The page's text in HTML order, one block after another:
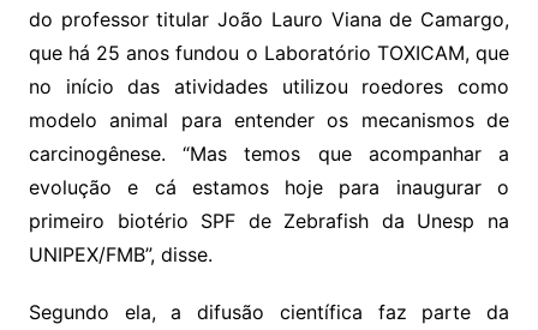
do professor titular João Lauro Viana de Camargo,
que há 25 anos fundou o Laboratório TOXICAM, que
no início das atividades utilizou roedores como
modelo animal para entender os mecanismos de
carcinogênese. “Mas temos que acompanhar a
evolução e cá estamos hoje para inaugurar o
primeiro biotério SPF de Zebrafish da Unesp na
UNIPEX/FMB”, disse.
Segundo ela, a difusão científica faz parte da